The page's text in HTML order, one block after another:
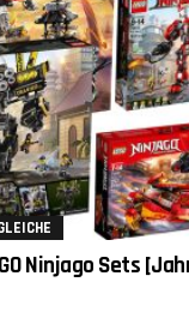
Ninjago Sets